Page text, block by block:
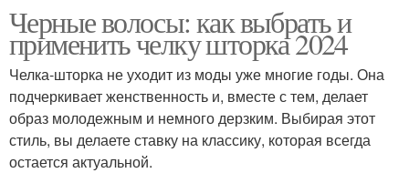
Черные волосы: как выбрать и
применить челку шторка 2024
Челка-шторка не уходит из моды уже многие годы. Она
подчеркивает женственность и, вместе с тем, делает
образ молодежным и немного дерзким. Выбирая этот
стиль, вы делаете ставку на классику, которая всегда
остается актуальной.